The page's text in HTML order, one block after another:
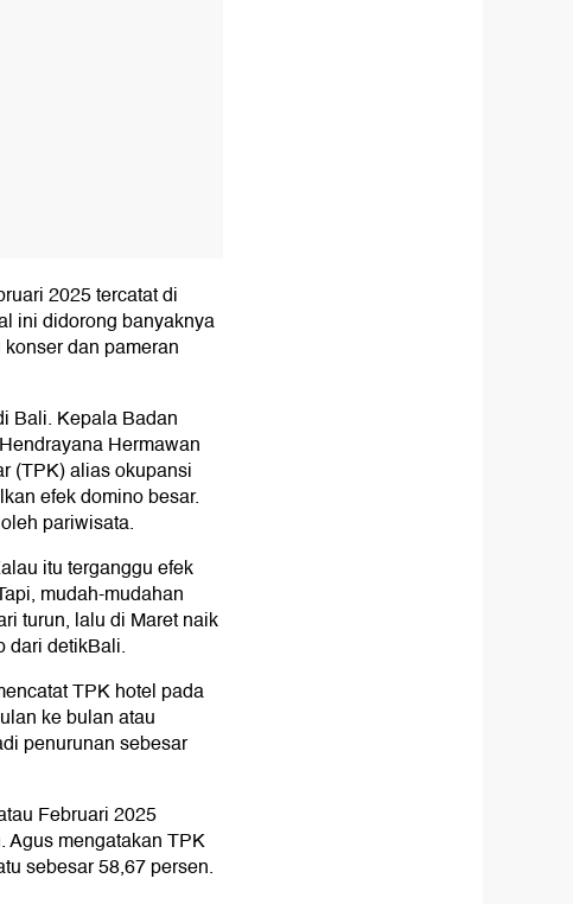
2025 tercatat di
ini didorong banyaknya
dan pameran
Bali. Kepala Badan
Hermawan
(TPK) alias okupansi
efek domino besar.
pariwisata.
itu terganggu efek
mudah-mudahan
turun, lalu di Maret naik
dari detikBali.
TPK hotel pada
ke bulan atau
penurunan sebesar
Februari 2025
Agus mengatakan TPK
sebesar 58,67 persen.